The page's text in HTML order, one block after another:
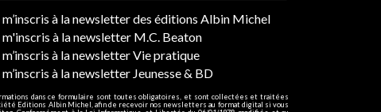
m’inscris à la newsletter des éditions Albin Michel
m'inscris à la newsletter M.C. Beaton
m’inscris à la newsletter Vie pratique
m’inscris à la newsletter Jeunesse & BD
dans ce formulaire sont toutes obligatoires, et sont collectées et traitées
Editions Albin Michel, afin de recevoir nos newsletters au format digital si vous